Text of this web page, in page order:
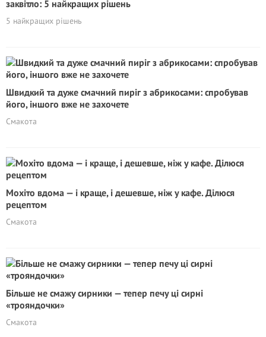
заквітло: 5 найкращих рішень
5 найкращих рішень
Швидкий та дуже смачний пиріг з абрикосами: спробував
його, іншого вже не захочете
Смакота
Мохіто вдома — і краще, і дешевше, ніж у кафе. Ділюся
рецептом
Смакота
Більше не смажу сирники — тепер печу ці сирні
«трояндочки»
Смакота